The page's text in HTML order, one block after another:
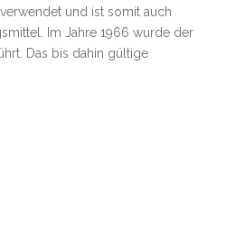
und ist somit auch
Im Jahre 1966 wurde der
Das bis dahin gültige